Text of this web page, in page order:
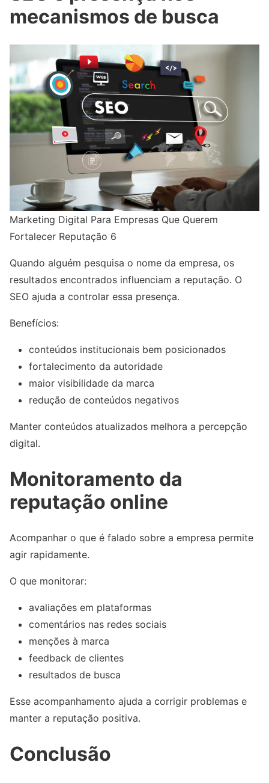
mecanismos de busca
Marketing Digital Para Empresas Que Querem
Fortalecer Reputação 6
Quando alguém pesquisa o nome da empresa, os
resultados encontrados influenciam a reputação. O
SEO ajuda a controlar essa presença.
Benefícios:
conteúdos institucionais bem posicionados
fortalecimento da autoridade
maior visibilidade da marca
redução de conteúdos negativos
Manter conteúdos atualizados melhora a percepção
digital.
Monitoramento da
reputação online
Acompanhar o que é falado sobre a empresa permite
agir rapidamente.
O que monitorar:
avaliações em plataformas
comentários nas redes sociais
menções à marca
feedback de clientes
resultados de busca
Esse acompanhamento ajuda a corrigir problemas e
manter a reputação positiva.
Conclusão